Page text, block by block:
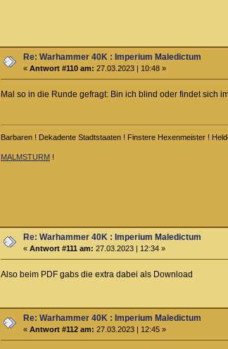
Re: Warhammer 40K : Imperium Maledictum
«Antwort #110 am: 27.03.2023 | 10:48 »
Mal so in die Runde gefragt: Bin ich blind oder findet sich
Barbaren ! Dekadente Stadtstaaten ! Finstere Hexenmeister !
MALMSTURM !
Re: Warhammer 40K : Imperium Maledictum
«Antwort #111 am: 27.03.2023 | 12:34 »
Also beim PDF gabs die extra dabei als Download
Re: Warhammer 40K : Imperium Maledictum
«Antwort #112 am: 27.03.2023 | 12:45 »